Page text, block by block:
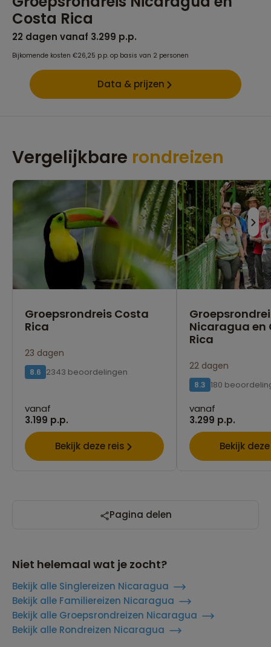
Costa Rica
22 dagen vanaf 3.299 p.p.
Bijkomende kosten €26,25 p.p. op basis van 2 personen
Data & prijzen
Vergelijkbare rondreizen
Groepsrondreis Costa
Rica
23 dagen
8.6 2343 beoordelingen
vanaf
3.199 p.p.
Bekijk deze reis
Nicaragua en
Rica
22 dagen
8.3 180
vanaf
3.299 p.p.
Bekijk
Pagina delen
Niet helemaal wat je zocht?
Bekijk alle Singlereizen Nicaragua
Bekijk alle Familiereizen Nicaragua
Bekijk alle Groepsrondreizen Nicaragua
Bekijk alle Rondreizen Nicaragua
Reizen met oog voor mens, cultuur en milieu